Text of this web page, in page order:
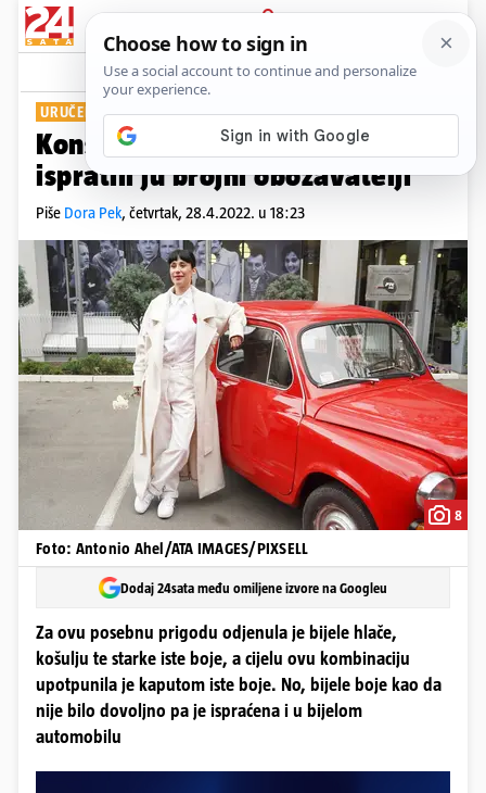
PRIJAVA
Show Komentari
URUČENA JOJ SRPSKA ZASTAVA
Konstrakta otputovala u Torino,
ispratili ju brojni obožavatelji
Piše Dora Pek, četvrtak, 28.4.2022. u 18:23
8
Foto: Antonio Ahel/ATA IMAGES/PIXSELL
Dodaj 24sata među omiljene izvore na Googleu
Za ovu posebnu prigodu odjenula je bijele hlače,
košulju te starke iste boje, a cijelu ovu kombinaciju
upotpunila je kaputom iste boje. No, bijele boje kao da
nije bilo dovoljno pa je ispraćena i u bijelom
automobilu